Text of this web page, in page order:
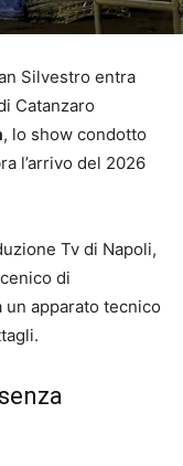
Silvestro entra
Catanzaro
, lo show condotto
l’arrivo del 2026
Tv di Napoli,
di
apparato tecnico